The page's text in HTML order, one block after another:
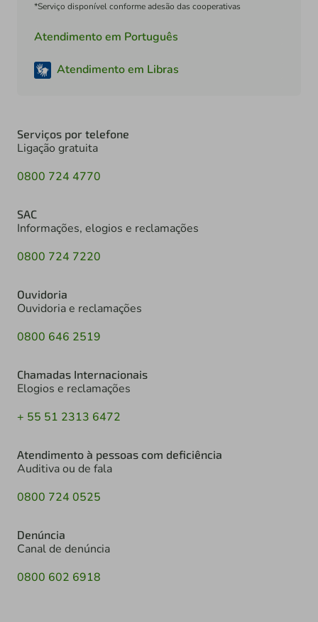
*Serviço disponível conforme adesão das cooperativas
Atendimento em Português
Atendimento em Libras
Serviços por telefone
Ligação gratuita
0800 724 4770
SAC
Informações, elogios e reclamações
0800 724 7220
Ouvidoria
Ouvidoria e reclamações
0800 646 2519
Chamadas Internacionais
Elogios e reclamações
+ 55 51 2313 6472
Atendimento à pessoas com deficiência
Auditiva ou de fala
0800 724 0525
Denúncia
Canal de denúncia
0800 602 6918